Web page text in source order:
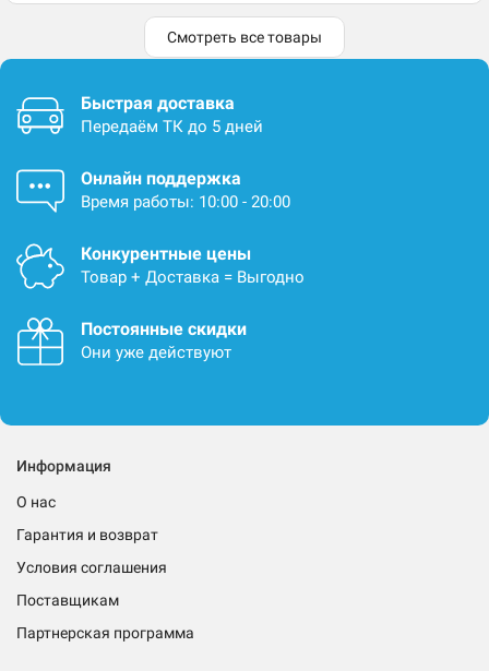
Смотреть все товары
Быстрая доставка
Передаём ТК до 5 дней
Онлайн поддержка
Время работы: 10:00 - 20:00
Конкурентные цены
Товар + Доставка = Выгодно
Постоянные скидки
Они уже действуют
Информация
О нас
Гарантия и возврат
Условия соглашения
Поставщикам
Партнерская программа